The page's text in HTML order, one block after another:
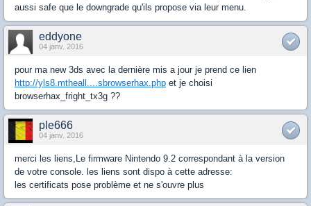
aussi safe que le downgrade qu'ils propose via leur menu.
eddyone
04 janv. 2016
pour ma new 3ds avec la dernière mis a jour je prend ce lien
http://yls8.mtheall....sbrowserhax.php et je choisi
browserhax_fright_tx3g ??
ple666
04 janv. 2016
merci les liens,Le firmware Nintendo 9.2 correspondant à la version
de votre console. les liens sont dispo à cette adresse:
les certificats pose problème et ne s'ouvre plus